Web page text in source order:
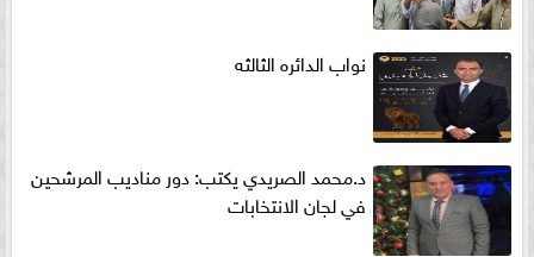
نواب الدائره الثالثه
د.محمد الصريدي يكتب: دور مناديب المرشحين
في لجان الانتخابات